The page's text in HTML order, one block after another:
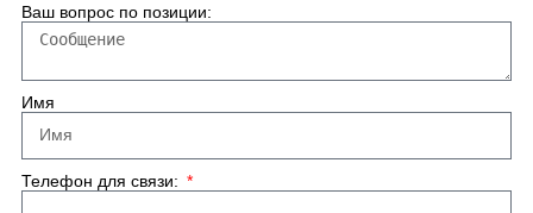
Ваш вопрос по позиции:
Имя
Телефон для связи: